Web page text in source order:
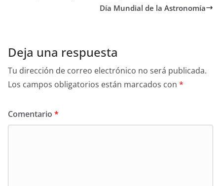
Día Mundial de la Astronomía
Deja una respuesta
Tu dirección de correo electrónico no será publicada.
Los campos obligatorios están marcados con *
Comentario *